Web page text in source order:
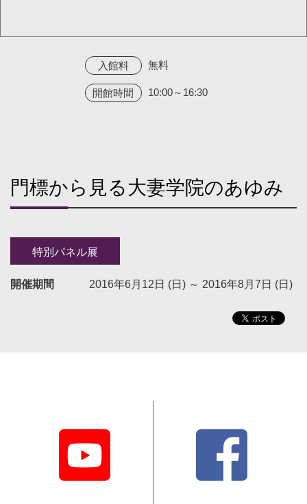
門標から見る大妻学院のあゆみ
特別パネル展
開催期間 2016年6月12日 (日) ～ 2016年8月7日 (日)
入館料 無料
開館時間 10:00～16:30